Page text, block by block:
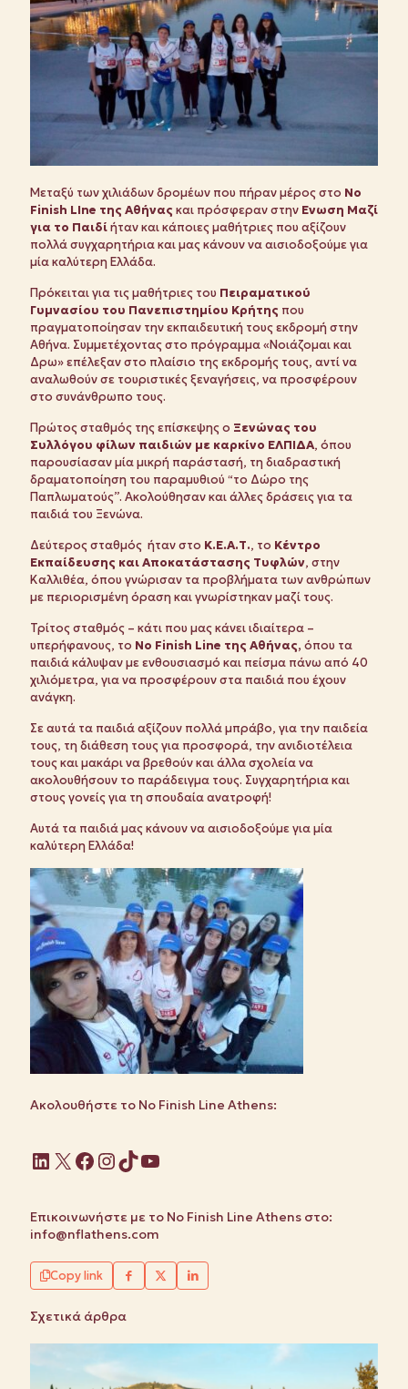
Μεταξύ των χιλιάδων δρομέων που πήραν μέρος στo Νο
Finish LIne της Αθήνας και πρόσφεραν στην Ενωση Μαζί
για το Παιδίήταν και κάποιες μαθήτριες που αξίζουν
πολλά συγχαρητήρια και μας κάνουν να αισιοδοξούμε για
μία καλύτερη Ελλάδα.
Πρόκειται για τις μαθήτριες του Πειραματικού
Γυμνασίου του Πανεπιστημίου Κρήτης που
πραγματοποίησαν την εκπαιδευτική τους εκδρομή στην
Αθήνα. Συμμετέχοντας στο πρόγραμμα «Νοιάζομαι και
Δρω» επέλεξαν στο πλαίσιο της εκδρομής τους, αντί να
αναλωθούν σε τουριστικές ξεναγήσεις, να προσφέρουν
στο συνάνθρωπο τους.
Πρώτος σταθμός της επίσκεψης ο Ξενώνας του
Συλλόγου φίλων παιδιών με καρκίνο ΕΛΠΙΔΑ, όπου
παρουσίασαν μία μικρή παράστασή, τη διαδραστική
δραματοποίηση του παραμυθιού “το Δώρο της
Παπλωματούς”. Ακολούθησαν και άλλες δράσεις για τα
παιδιά του Ξενώνα.
Δεύτερος σταθμός ήταν στο Κ.Ε.Α.Τ., το Κέντρο
Εκπαίδευσης και Αποκατάστασης Τυφλών, στην
Καλλιθέα, όπου γνώρισαν τα προβλήματα των ανθρώπων
με περιορισμένη όραση και γνωρίστηκαν μαζί τους.
Τρίτος σταθμός – κάτι που μας κάνει ιδιαίτερα –
υπερήφανους, το Νο Finish Line της Αθήνας, όπου τα
παιδιά κάλυψαν με ενθουσιασμό και πείσμα πάνω από 40
χιλιόμετρα, για να προσφέρουν στα παιδιά που έχουν
ανάγκη.
Σε αυτά τα παιδιά αξίζουν πολλά μπράβο, για την παιδεία
τους, τη διάθεση τους για προσφορά, την ανιδιοτέλεια
τους και μακάρι να βρεθούν και άλλα σχολεία να
ακολουθήσουν το παράδειγμα τους. Συγχαρητήρια και
στους γονείς για τη σπουδαία ανατροφή!
Αυτά τα παιδιά μας κάνουν να αισιοδοξούμε για μία
καλύτερη Ελλάδα!
Ακολουθήστε το No Finish Line Athens:
Linkedin
X Facebook
Instagram
TikTok
YouTube
Επικοινωνήστε με το No Finish Line Athens στο:
info@nflathens.com
Copy link
Σχετικά άρθρα